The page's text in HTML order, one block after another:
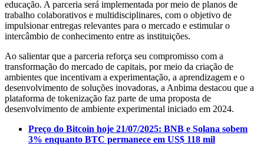
educação. A parceria será implementada por meio de planos de
trabalho colaborativos e multidisciplinares, com o objetivo de
impulsionar entregas relevantes para o mercado e estimular o
intercâmbio de conhecimento entre as instituições.
Ao salientar que a parceria reforça seu compromisso com a
transformação do mercado de capitais, por meio da criação de
ambientes que incentivam a experimentação, a aprendizagem e o
desenvolvimento de soluções inovadoras, a Anbima destacou que a
plataforma de tokenização faz parte de uma proposta de
desenvolvimento de ambiente experimental iniciado em 2024.
Preço do Bitcoin hoje 21/07/2025: BNB e Solana sobem
3% enquanto BTC permanece em US$ 118 mil